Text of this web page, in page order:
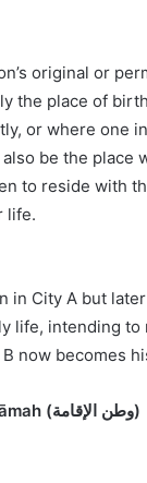
original or
the place of
or where one
be the place
to reside with
life.
in City A but
life, intending to
now becomes
( وطن الإقامة)